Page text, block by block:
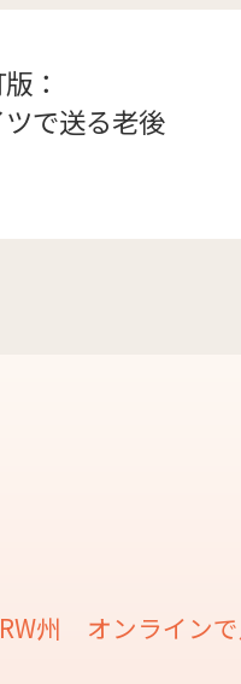
：
ツで送る老後
州 オンライン